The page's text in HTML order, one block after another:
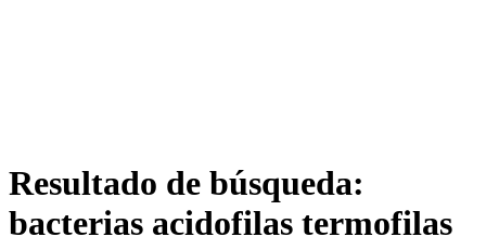
Resultado de búsqueda:
bacterias acidofilas termofilas